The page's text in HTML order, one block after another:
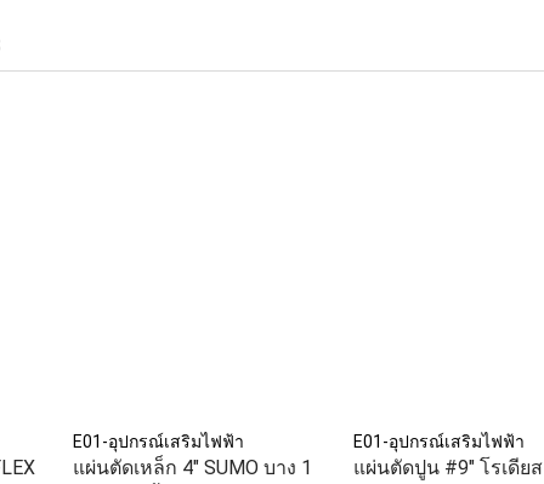
E01-อุปกรณ์เสริมไฟฟ้า
แผ่นตัดเหล็ก 4" SUMO บาง 1
E01-อุปกรณ์เสริมไฟฟ้า
แผ่นตัดปูน #9" โรเดียส